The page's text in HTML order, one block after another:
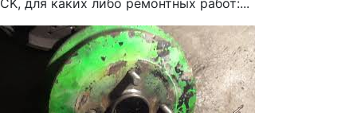
CK, для каких либо ремонтных работ:...